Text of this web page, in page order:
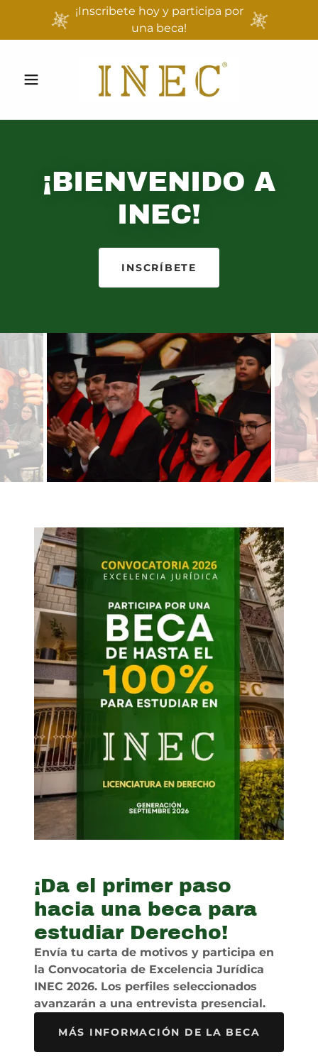
¡Inscribete hoy y participa por
una beca!
¡BIENVENIDO A
INEC!
INSCRÍBETE
¡Da el primer paso
hacia una beca para
estudiar Derecho!
Envía tu carta de motivos y participa en
la Convocatoria de Excelencia Jurídica
INEC 2026. Los perfiles seleccionados
avanzarán a una entrevista presencial.
MÁS INFORMACIÓN DE LA BECA